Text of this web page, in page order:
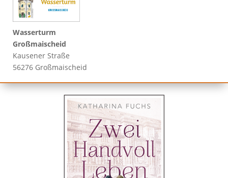
Wasserturm
Großmaischeid
Kausener Straße
56276 Großmaischeid